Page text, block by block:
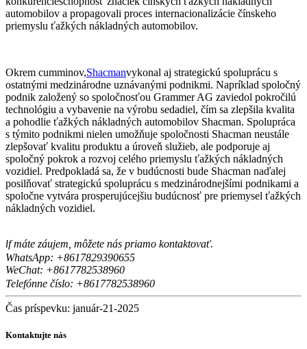
automobilov a propagovali proces internacionalizácie čínskeho
priemyslu ťažkých nákladných automobilov.
Okrem cumminov,Shacmanvykonal aj strategickú spoluprácu s
ostatnými medzinárodne uznávanými podnikmi. Napríklad spoločný
podnik založený so spoločnosťou Grammer AG zaviedol pokročilú
technológiu a vybavenie na výrobu sedadiel, čím sa zlepšila kvalita
a pohodlie ťažkých nákladných automobilov Shacman. Spolupráca
s týmito podnikmi nielen umožňuje spoločnosti Shacman neustále
zlepšovať kvalitu produktu a úroveň služieb, ale podporuje aj
spoločný pokrok a rozvoj celého priemyslu ťažkých nákladných
vozidiel. Predpokladá sa, že v budúcnosti bude Shacman naďalej
posilňovať strategickú spoluprácu s medzinárodnejšími podnikami a
spoločne vytvára prosperujúcejšiu budúcnosť pre priemysel ťažkých
nákladných vozidiel.
If máte záujem, môžete nás priamo kontaktovať.
WhatsApp: +8617829390655
WeChat: +8617782538960
Telefónne číslo: +8617782538960
Čas príspevku: január-21-2025
Kontaktujte nás